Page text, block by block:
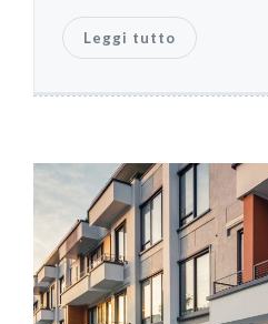
Leggi tutto